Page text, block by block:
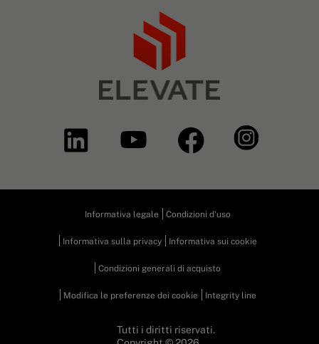
Informativa legale Condizioni d'uso
Informativa sulla privacy Informativa sui cookie
Condizioni generali di acquisto
Modifica le preferenze dei cookie Integrity line
Tutti i diritti riservati.